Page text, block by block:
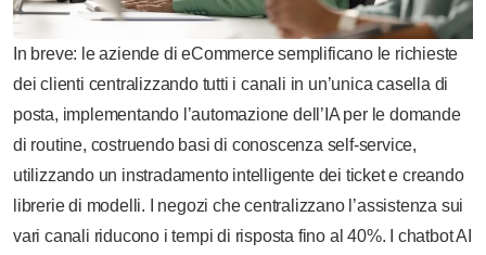
In breve: le aziende di eCommerce semplificano le richieste
dei clienti centralizzando tutti i canali in un’unica casella di
posta, implementando l’automazione dell’IA per le domande
di routine, costruendo basi di conoscenza self-service,
utilizzando un instradamento intelligente dei ticket e creando
librerie di modelli. I negozi che centralizzano l’assistenza sui
vari canali riducono i tempi di risposta fino al 40%. I chatbot AI